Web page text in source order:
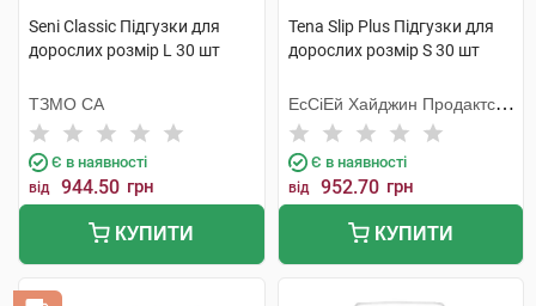
Seni Classic Підгузки для
дорослих розмір L 30 шт
ТЗМО СА
Є в наявності
від 944.50 грн
КУПИТИ
Tena Slip Plus Підгузки для
дорослих розмір S 30 шт
ЕсСіЕй Хайджин Продактс
Хугезанд
Є в наявності
від 952.70 грн
КУПИТИ